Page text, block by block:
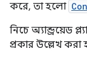
করে, তা হলো
নিচে অ্যান্ড্রয়েড
প্রকার উল্লেখ করা